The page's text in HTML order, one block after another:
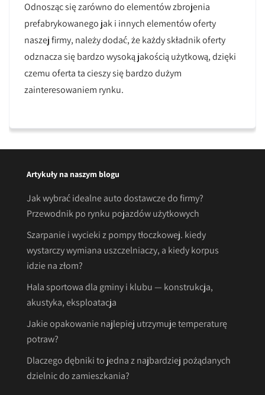
Odnosząc się zarówno do elementów zbrojenia
prefabrykowanego jak i innych elementów oferty
naszej firmy, należy dodać, że każdy składnik oferty
odznacza się bardzo wysoką jakością użytkową, dzięki
czemu oferta ta cieszy się bardzo dużym
zainteresowaniem rynku.
Artykuły na naszym blogu
Jak wybrać idealne auto dostawcze do firmy?
Przewodnik po rynku pojazdów użytkowych
Szarpanie i wycieki z pompy tłoczkowej. kiedy
wystarczy wymiana uszczelniaczy, a kiedy korpus
idzie na złom?
Hala sportowa dla gminy i klubu — konstrukcja,
akustyka, eksploatacja
Jakie opakowanie najlepiej utrzymuje temperaturę
potraw?
Dlaczego dębniki to jedna z najbardziej pożądanych
dzielnic do zamieszkania?